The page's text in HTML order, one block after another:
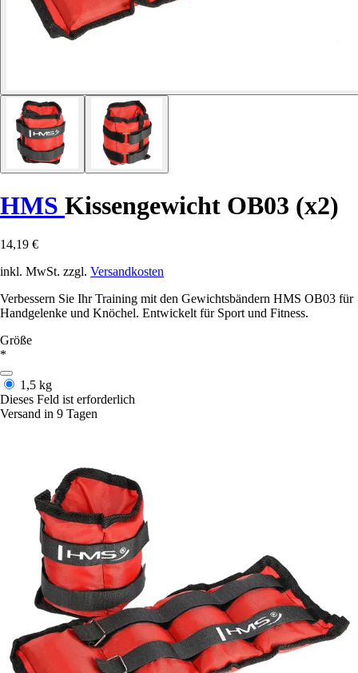
HMS Kissengewicht OB03 (x2)
14,19 €
inkl. MwSt. zzgl. Versandkosten
Verbessern Sie Ihr Training mit den Gewichtsbändern HMS OB03 für
Handgelenke und Knöchel. Entwickelt für Sport und Fitness.
Größe
*
1,5 kg
Dieses Feld ist erforderlich
Versand in 9 Tagen